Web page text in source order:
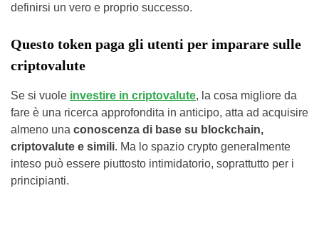
definirsi un vero e proprio successo.
Questo token paga gli utenti per imparare sulle
criptovalute
Se si vuole investire in criptovalute, la cosa migliore da
fare è una ricerca approfondita in anticipo, atta ad acquisire
almeno una conoscenza di base su blockchain,
criptovalute e simili. Ma lo spazio crypto generalmente
inteso può essere piuttosto intimidatorio, soprattutto per i
principianti.